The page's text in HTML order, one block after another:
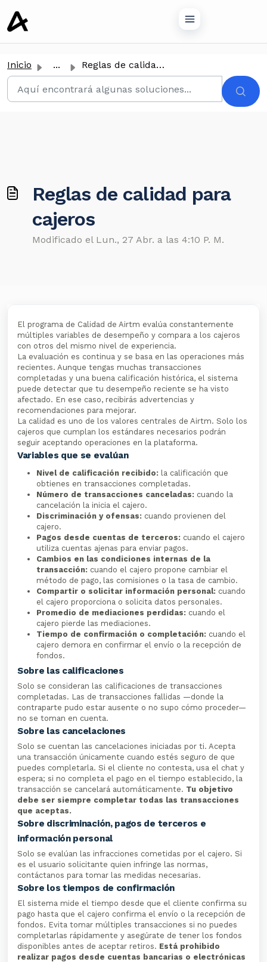
principal
Inicio ... Reglas de calidad para cajeros
Reglas de calidad para
cajeros
Modificado el Lun., 27 Abr. a las 4:10 P. M.
El programa de Calidad de Airtm evalúa constantemente
múltiples variables de desempeño y compara a los cajeros
con otros del mismo nivel de experiencia.
La evaluación es continua y se basa en las operaciones más
recientes. Aunque tengas muchas transacciones
completadas y una buena calificación histórica, el sistema
puede detectar que tu desempeño reciente se ha visto
afectado. En ese caso, recibirás advertencias y
recomendaciones para mejorar.
La calidad es uno de los valores centrales de Airtm. Solo los
cajeros que cumplan los estándares necesarios podrán
seguir aceptando operaciones en la plataforma.
Variables que se evalúan
Nivel de calificación recibido: la calificación que
obtienes en transacciones completadas.
Número de transacciones canceladas: cuando la
cancelación la inicia el cajero.
Discriminación y ofensas: cuando provienen del
cajero.
Pagos desde cuentas de terceros: cuando el cajero
utiliza cuentas ajenas para enviar pagos.
Cambios en las condiciones internas de la
transacción: cuando el cajero propone cambiar el
método de pago, las comisiones o la tasa de cambio.
Compartir o solicitar información personal: cuando
el cajero proporciona o solicita datos personales.
Promedio de mediaciones perdidas: cuando el
cajero pierde las mediaciones.
Tiempo de confirmación o completación: cuando el
cajero demora en confirmar el envío o la recepción de
fondos.
Sobre las calificaciones
Solo se consideran las calificaciones de transacciones
completadas. Las de transacciones fallidas —donde la
contraparte pudo estar ausente o no supo cómo proceder—
no se toman en cuenta.
Sobre las cancelaciones
Solo se cuentan las cancelaciones iniciadas por ti. Acepta
una transacción únicamente cuando estés seguro de que
puedes completarla. Si el cliente no contesta, usa el chat y
espera; si no completa el pago en el tiempo establecido, la
transacción se cancelará automáticamente. Tu objetivo
debe ser siempre completar todas las transacciones
que aceptas.
Sobre discriminación, pagos de terceros e
información personal
Solo se evalúan las infracciones cometidas por el cajero. Si
es el usuario solicitante quien infringe las normas,
contáctanos para tomar las medidas necesarias.
Sobre los tiempos de confirmación
El sistema mide el tiempo desde que el cliente confirma su
pago hasta que el cajero confirma el envío o la recepción de
fondos. Evita tomar múltiples transacciones si no puedes
completarlas rápidamente y asegúrate de tener los fondos
disponibles antes de aceptar retiros. Está prohibido
realizar pagos desde cuentas bancarias o electrónicas